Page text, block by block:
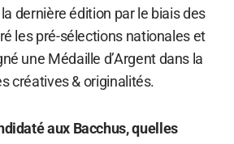
dernière édition par le biais des
les pré-sélections nationales et
une Médaille d’Argent dans la
créatives & originalités.
aux Bacchus, quelles